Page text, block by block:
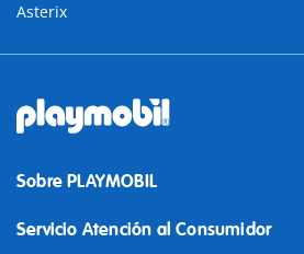
Asterix
Sobre PLAYMOBIL
Servicio Atención al Consumidor